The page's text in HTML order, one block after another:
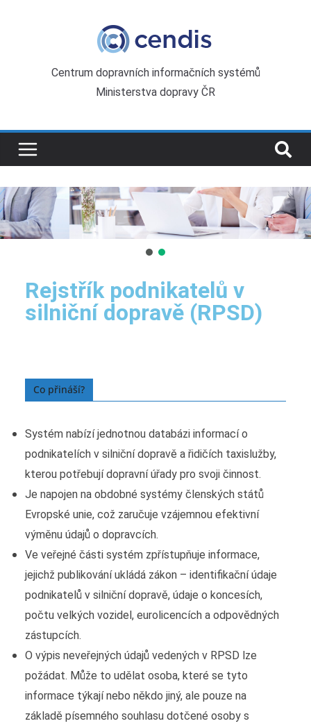
Centrum dopravních informačních systémů
Ministerstva dopravy ČR
Rejstřík podnikatelů v
silniční dopravě (RPSD)
Co přináší?
Systém nabízí jednotnou databázi informací o
podnikatelích v silniční dopravě a řidičích taxislužby,
kterou potřebují dopravní úřady pro svoji činnost.
Je napojen na obdobné systémy členských států
Evropské unie, což zaručuje vzájemnou efektivní
výměnu údajů o dopravcích.
Ve veřejné části systém zpřístupňuje informace,
jejichž publikování ukládá zákon – identifikační údaje
podnikatelů v silniční dopravě, údaje o koncesích,
počtu velkých vozidel, eurolicencích a odpovědných
zástupcích.
O výpis neveřejných údajů vedených v RPSD lze
požádat. Může to udělat osoba, které se tyto
informace týkají nebo někdo jiný, ale pouze na
základě písemného souhlasu dotčené osoby s